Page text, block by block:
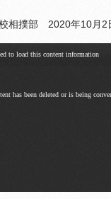
相撲部 2020年10月2